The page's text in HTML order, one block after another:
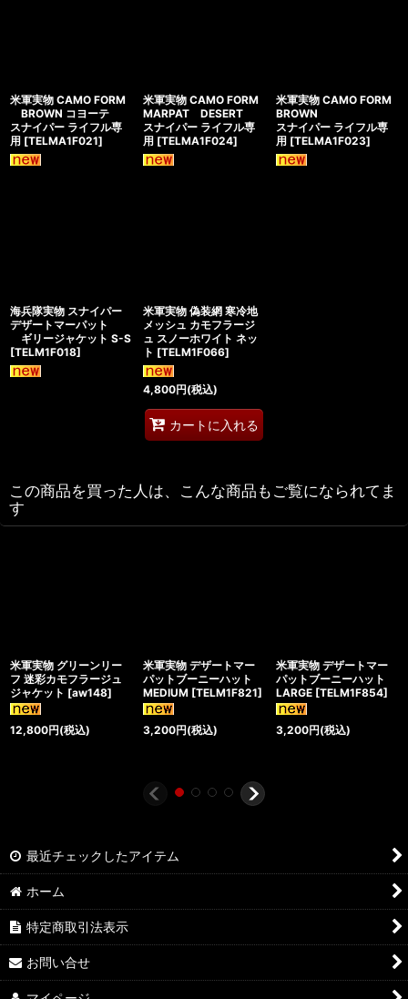
米軍実物 CAMO FORM
BROWN コヨーテ
スナイパー ライフル専
用 [TELMA1F021]
米軍実物 CAMO FORM
MARPAT DESERT
スナイパー ライフル専
用 [TELMA1F024]
米軍実物 CAMO FORM
BROWN
スナイパー ライフル専
用 [TELMA1F023]
海兵隊実物 スナイパー
デザートマーパット
ギリージャケット S-S
[TELM1F018]
米軍実物 偽装網 寒冷地
メッシュ カモフラージ
ュ スノーホワイト ネッ
ト [TELM1F066]
4,800円(税込)
カートに入れる
この商品を買った人は、こんな商品もご覧になられてま
す
米軍実物 グリーンリー
フ 迷彩カモフラージュ
ジャケット [aw148]
12,800円(税込)
米軍実物 デザートマー
パットブーニーハット
MEDIUM [TELM1F821]
3,200円(税込)
米軍実物 デザートマー
パットブーニーハット
LARGE [TELM1F854]
3,200円(税込)
最近チェックしたアイテム
ホーム
特定商取引法表示
お問い合せ